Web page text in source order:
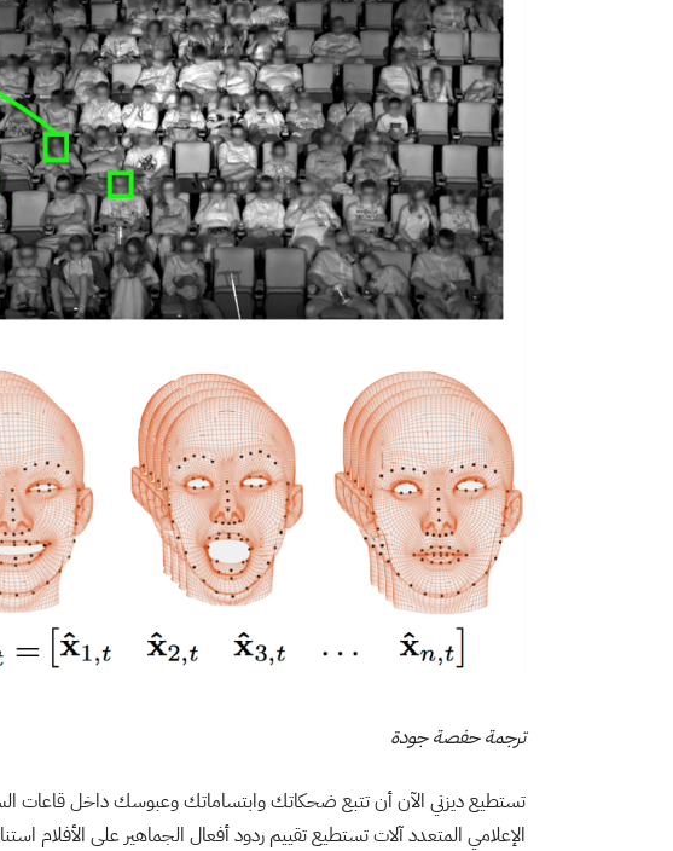
ترجمة حفصة جودة
تستطيع ديزني الآن أن تتبع ضحكاتك وابتساماتك وعبوسك داخل قاعات
الإعلامي المتعدد آلات تستطيع تقييم ردود أفعال الجماهير على الأفلام